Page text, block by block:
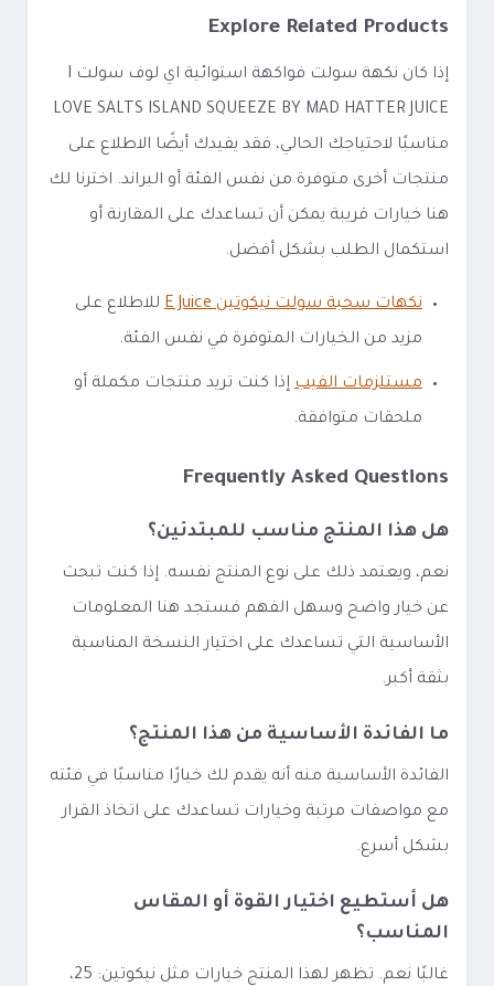
Explore Related Products
إذا كان نكهة سولت فواكهة استوائية اي لوف سولت I
LOVE SALTS ISLAND SQUEEZE BY MAD HATTER JUICE
مناسبًا لاحتياجك الحالي، فقد يفيدك أيضًا الاطلاع على
منتجات أخرى متوفرة من نفس الفئة أو البراند. اخترنا لك
هنا خيارات قريبة يمكن أن تساعدك على المقارنة أو
استكمال الطلب بشكل أفضل.
نكهات سحبة سولت نيكوتين E Juice
للاطلاع على
مزيد من الخيارات المتوفرة في نفس الفئة.
مستلزمات الفيب إذا كنت تريد منتجات مكملة أو
ملحقات متوافقة.
Frequently Asked Questions
هل هذا المنتج مناسب للمبتدئين؟
نعم، ويعتمد ذلك على نوع المنتج نفسه. إذا كنت تبحث
عن خيار واضح وسهل الفهم فستجد هنا المعلومات
الأساسية التي تساعدك على اختيار النسخة المناسبة
بثقة أكبر.
ما الفائدة الأساسية من هذا المنتج؟
الفائدة الأساسية منه أنه يقدم لك خيارًا مناسبًا في فئته
مع مواصفات مرتبة وخيارات تساعدك على اتخاذ القرار
بشكل أسرع.
هل أستطيع اختيار القوة أو المقاس
المناسب؟
غالبًا نعم. تظهر لهذا المنتج خيارات مثل نيكوتين: 25،